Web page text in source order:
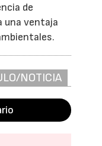
de
una ventaja
NOTICIA